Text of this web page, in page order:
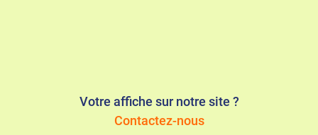
Votre affiche sur notre site ?
Contactez-nous